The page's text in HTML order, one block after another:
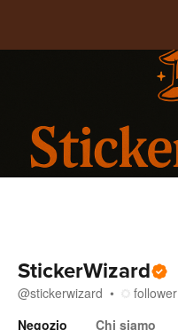
StickerWizard
@stickerwizard follower
Negozio
Chi siamo